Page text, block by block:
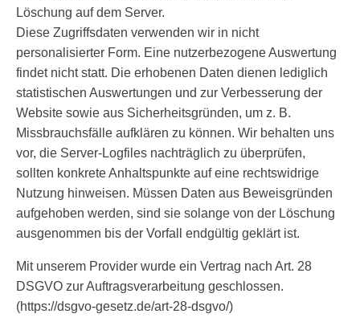
Löschung auf dem Server.
Diese Zugriffsdaten verwenden wir in nicht
personalisierter Form. Eine nutzerbezogene Auswertung
findet nicht statt. Die erhobenen Daten dienen lediglich
statistischen Auswertungen und zur Verbesserung der
Website sowie aus Sicherheitsgründen, um z. B.
Missbrauchsfälle aufklären zu können. Wir behalten uns
vor, die Server-Logfiles nachträglich zu überprüfen,
sollten konkrete Anhaltspunkte auf eine rechtswidrige
Nutzung hinweisen. Müssen Daten aus Beweisgründen
aufgehoben werden, sind sie solange von der Löschung
ausgenommen bis der Vorfall endgültig geklärt ist.
Mit unserem Provider wurde ein Vertrag nach Art. 28
DSGVO zur Auftragsverarbeitung geschlossen.
(https://dsgvo-gesetz.de/art-28-dsgvo/)